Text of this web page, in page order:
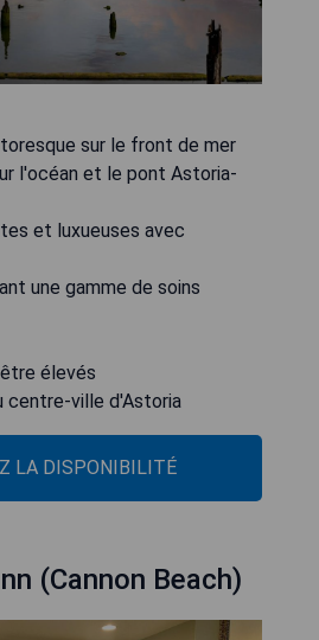
sur le front de mer
l'océan et le pont Astoria-
et luxueuses avec
une gamme de soins
élevés
centre-ville d'Astoria
LA DISPONIBILITÉ
(Cannon Beach)